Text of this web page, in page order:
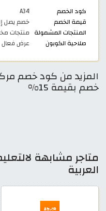
كود الخصم
A34
قيمة الخصم
خصم يصل إلى
المنتجات المشمولة منتجات
صلاحية الكوبون
عرض فعال
خصم بقيمة 15%
متاجر مشابهة
العربية